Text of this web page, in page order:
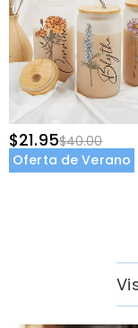
$21.95$40.00
Oferta de Verano